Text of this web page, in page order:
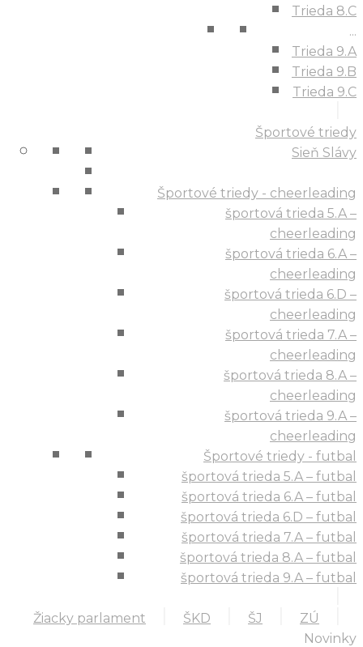
Trieda 8.C
...
Trieda 9.A
Trieda 9.B
Trieda 9.C
Športové triedy
Sieň Slávy
Športové triedy - cheerleading
športová trieda 5.A –
cheerleading
športová trieda 6.A –
cheerleading
športová trieda 6.D –
cheerleading
športová trieda 7.A –
cheerleading
športová trieda 8.A –
cheerleading
športová trieda 9.A –
cheerleading
Športové triedy - futbal
športová trieda 5.A – futbal
športová trieda 6.A – futbal
športová trieda 6.D – futbal
športová trieda 7.A – futbal
športová trieda 8.A – futbal
športová trieda 9.A – futbal
Žiacky parlament ŠKD ŠJ ZÚ
Novinky